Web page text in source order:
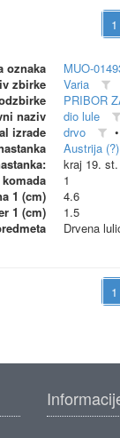
oznaka
MUO-
zbirke
Varia
PRIBOR
naziv
dio lule
izrade
drvo
Austrija
kraj 19.
1
1 (cm)
4.6
1 (cm)
1.5
Drvena